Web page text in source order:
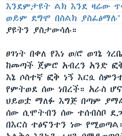
እንደምታዩት ልክ እንደ ዛሬው
ወይም ደግሞ በስልክ ያስፈፅማሉ”
ያዩትን ያስታውሳሉ።
ፀገነት በቀለ የእነ ወ/ሮ ወገኔ
ከመጣች ጀምሮ አብረን አንድ
እኔ ሶስተኛ ፎቅ ነኝ እርሷ
የምትወደ ሰው ነበረች። አራስ
ህይወቷ ማለፉ እግጅ በጣም
ሰው ሲሞትብን ሰው ተሰብስቦ
በእርስ ተፅናንተን ነው